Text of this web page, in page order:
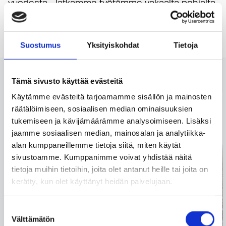
Suostumus Yksityiskohdat Tietoja
Tämä sivusto käyttää evästeitä
Käytämme evästeitä tarjoamamme sisällön ja mainosten
räätälöimiseen, sosiaalisen median ominaisuuksien
tukemiseen ja kävijämäärämme analysoimiseen. Lisäksi
jaamme sosiaalisen median, mainosalan ja analytiikka-
alan kumppaneillemme tietoja siitä, miten käytät
sivustoamme. Kumppanimme voivat yhdistää näitä
tietoja muihin tietoihin, joita olet antanut heille tai joita on
kerätty, kun olet käyttänyt heidän palvelujaan.
valinta
Välttämätön
tavoitteenamme hallittu kasvu ja pitkäjänteinen
yhtiön kehittäminen.
Matias Mehtätalo, toimitusjohtaja